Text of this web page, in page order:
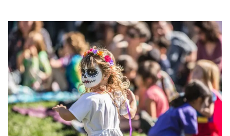
move, make, and connect in celebration of Black culture.